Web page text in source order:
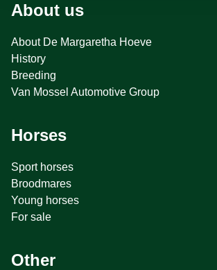
About us
About De Margaretha Hoeve
History
Breeding
Van Mossel Automotive Group
Horses
Sport horses
Broodmares
Young horses
For sale
Other